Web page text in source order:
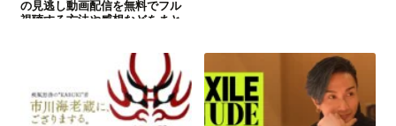
の見逃し動画配信を無料でフル
視聴する方法や感想などをまと